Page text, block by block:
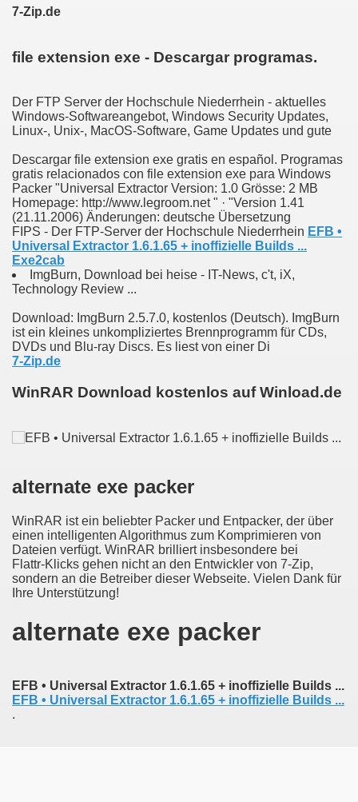
7-Zip.de
file extension exe - Descargar programas.
Der FTP Server der Hochschule Niederrhein - aktuelles
Windows-Softwareangebot, Windows Security Updates,
Linux-, Unix-, MacOS-Software, Game Updates und gute
Descargar file extension exe gratis en español. Programas
gratis relacionados con file extension exe para Windows
Packer "Universal Extractor Version: 1.0 Grösse: 2 MB
Homepage: http://www.legroom.net " · "Version 1.41
(21.11.2006) Änderungen: deutsche Übersetzung
FIPS - Der FTP-Server der Hochschule Niederrhein EFB •
Universal Extractor 1.6.1.65 + inoffizielle Builds ...
Exe2cab
ImgBurn, Download bei heise - IT-News, c't, iX,
Technology Review ...
Download: ImgBurn 2.5.7.0, kostenlos (Deutsch). ImgBurn
ist ein kleines unkompliziertes Brennprogramm für CDs,
DVDs und Blu-ray Discs. Es liest von einer Di
7-Zip.de
WinRAR Download kostenlos auf Winload.de
alternate exe packer
WinRAR ist ein beliebter Packer und Entpacker, der über
einen intelligenten Algorithmus zum Komprimieren von
Dateien verfügt. WinRAR brilliert insbesondere bei
Flattr-Klicks gehen nicht an den Entwickler von 7-Zip,
sondern an die Betreiber dieser Webseite. Vielen Dank für
Ihre Unterstützung!
alternate exe packer
EFB • Universal Extractor 1.6.1.65 + inoffizielle Builds ...
EFB • Universal Extractor 1.6.1.65 + inoffizielle Builds ...
.
android
book
Johann Knox: Mit einem Abrisse der ...
Or An Endangering Disease? book
God : Stories of the Search for Home and Healing
nautical almanac for 1891 [microform] : with